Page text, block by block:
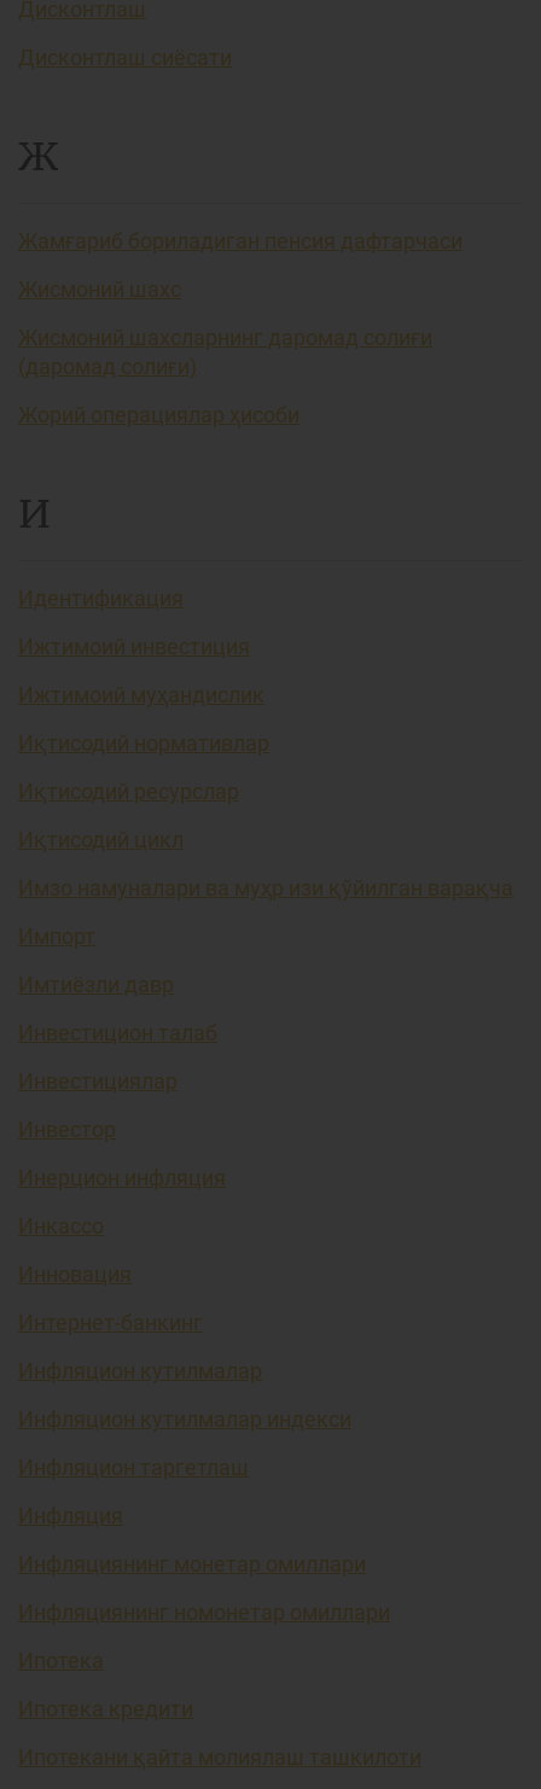
Дисконтлаш
Дисконтлаш сиёсати
Ж
Жамғариб бориладиган пенсия дафтарчаси
Жисмоний шахс
Жисмоний шахсларнинг даромад солиғи
(даромад солиғи)
Жорий операциялар ҳисоби
И
Идентификация
Ижтимоий инвестиция
Ижтимоий муҳандислик
Иқтисодий нормативлар
Иқтисодий ресурслар
Иқтисодий цикл
Имзо намуналари ва муҳр изи қўйилган варақча
Импорт
Имтиёзли давр
Инвестицион талаб
Инвестициялар
Инвестор
Инерцион инфляция
Инкассо
Инновация
Интернет-банкинг
Инфляцион кутилмалар
Инфляцион кутилмалар индекси
Инфляцион таргетлаш
Инфляция
Инфляциянинг монетар омиллари
Инфляциянинг номонетар омиллари
Ипотека
Ипотека кредити
Ипотекани қайта молиялаш ташкилоти